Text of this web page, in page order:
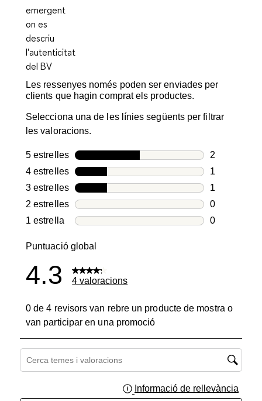
Les ressenyes només poden ser enviades per
clients que hagin comprat els productes.
Selecciona una de les línies següents per filtrar
les valoracions.
5 estrellesestrelles
2
2
4 estrellesestrelles
1
1 valoració
3 estrellesestrelles
1
1 valoració
2 estrellesestrelles
0
0
1 estrellaestrelles
0
Puntuació global
4.3 4 valoracions
0 de 4 revisors van rebre un producte de mostra o
van participar en una promoció
Cerca temes i valoracions regió de cerca
Informació de rellevància